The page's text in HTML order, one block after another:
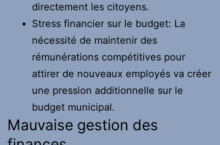
directement les citoyens.
Stress financier sur le budget: La
nécessité de maintenir des
rémunérations compétitives pour
attirer de nouveaux employés va créer
une pression additionnelle sur le
budget municipal.
Mauvaise gestion des